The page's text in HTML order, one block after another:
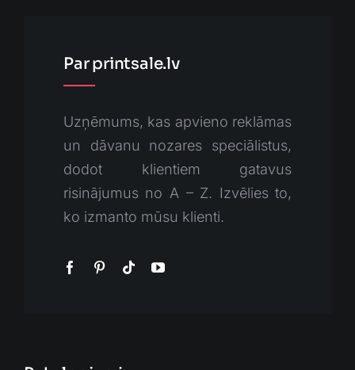
Par printsale.lv
Uzņēmums, kas apvieno reklāmas
un dāvanu nozares speciālistus,
dodot klientiem gatavus
risinājumus no A – Z. Izvēlies to,
ko izmanto mūsu klienti.